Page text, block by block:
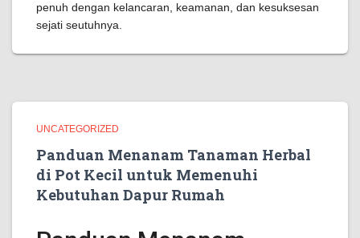
penuh dengan kelancaran, keamanan, dan kesuksesan
sejati seutuhnya.
UNCATEGORIZED
Panduan Menanam Tanaman Herbal
di Pot Kecil untuk Memenuhi
Kebutuhan Dapur Rumah